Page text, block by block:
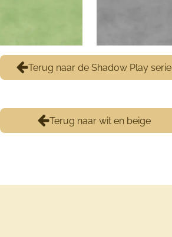
Terug naar de Shadow Play serie
Terug naar wit en beige